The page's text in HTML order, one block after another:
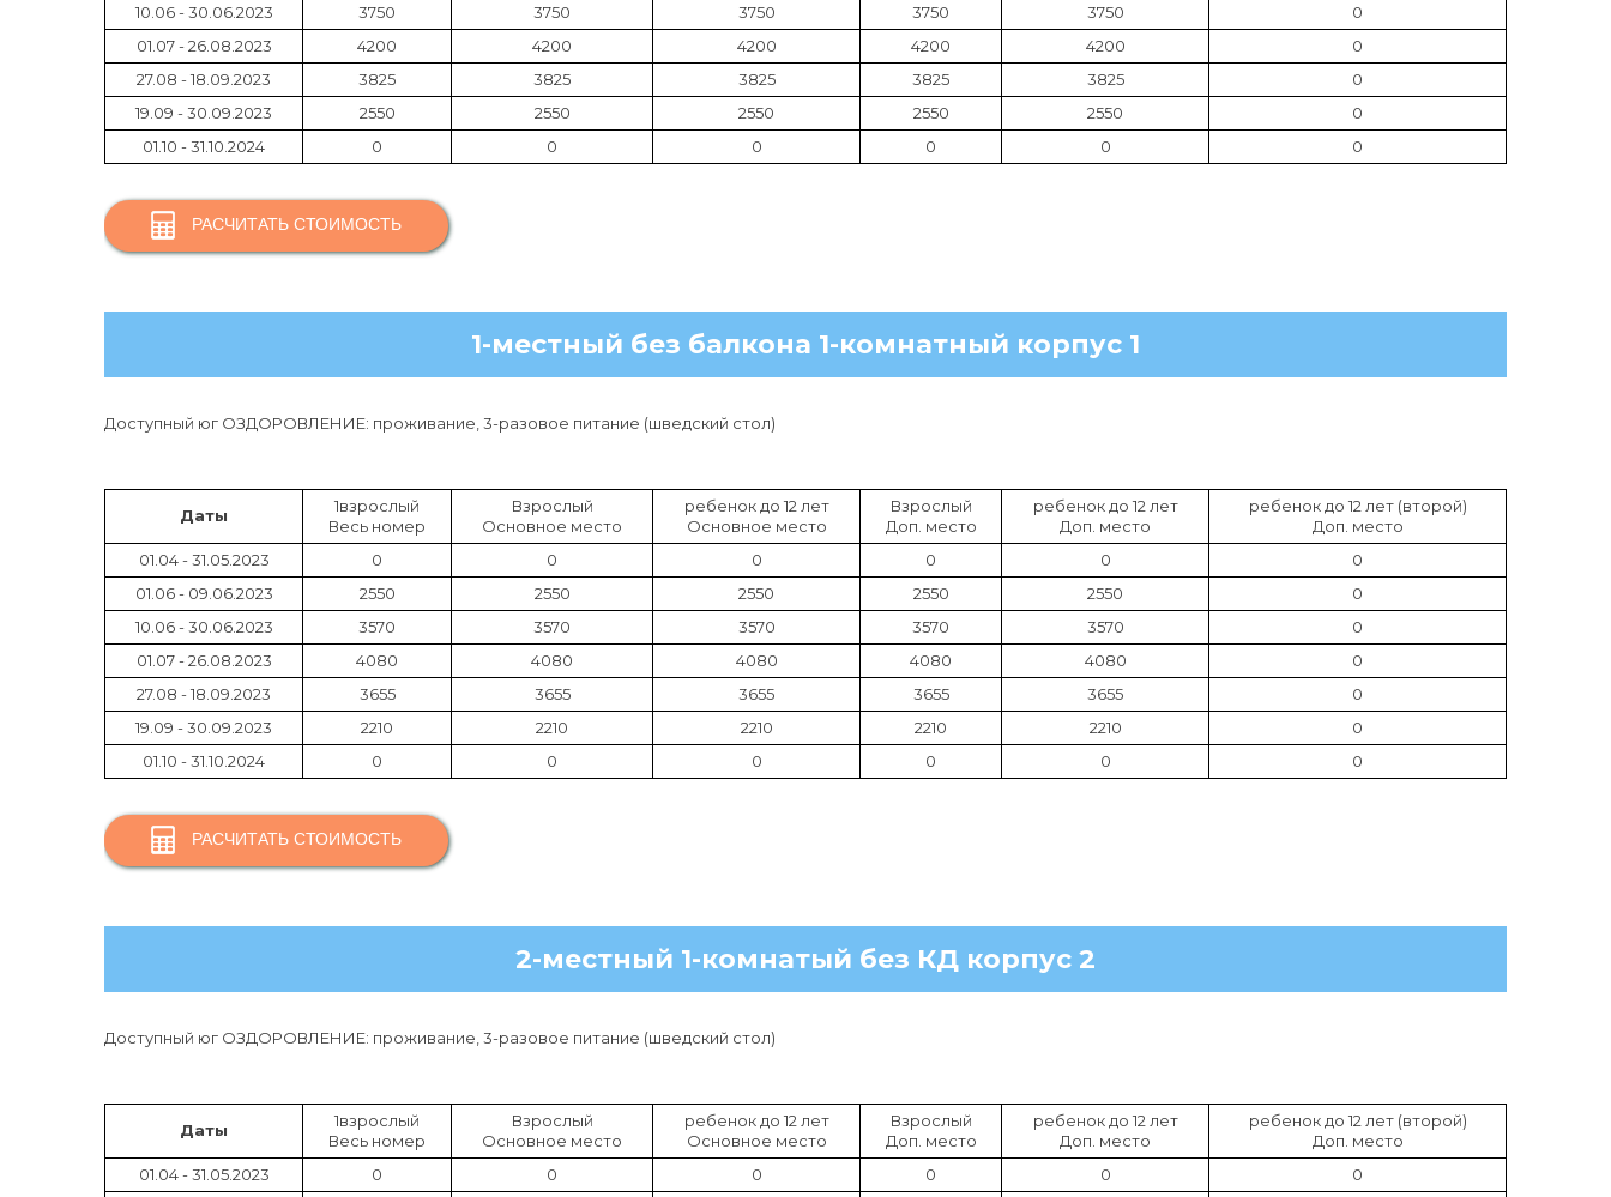
10.06 - 30.06.2023
3750 3750 3750 3750 3750
0
01.07 - 26.08.2023
4200 4200 4200 4200 4200
0
27.08 - 18.09.2023
3825 3825 3825 3825 3825
0
19.09 - 30.09.2023
2550 2550 2550 2550 2550
0
01.10 - 31.10.2024
0 0 0 0 0 0
РАСЧИТАТЬ СТОИМОСТЬ
1-местный без балкона 1-комнатный корпус 1
Доступный юг ОЗДОРОВЛЕНИЕ: проживание, 3-разовое питание (шведский стол)
Даты
1взрослый
Весь номер
Взрослый
Основное место
ребенок до 12 лет
Основное место
Взрослый
Доп. место
ребенок до 12 лет
Доп. место
ребенок до 12 лет (второй)
Доп. место
01.04 - 31.05.2023
0 0 0 0 0
0
01.06 - 09.06.2023
2550 2550 2550 2550 2550
0
10.06 - 30.06.2023
3570 3570 3570 3570 3570
0
01.07 - 26.08.2023
4080 4080 4080 4080 4080
0
27.08 - 18.09.2023
3655 3655 3655 3655 3655
0
19.09 - 30.09.2023
2210 2210 2210 2210 2210
0
01.10 - 31.10.2024
0 0 0 0 0 0
РАСЧИТАТЬ СТОИМОСТЬ
2-местный 1-комнатый без КД корпус 2
Доступный юг ОЗДОРОВЛЕНИЕ: проживание, 3-разовое питание (шведский стол)
Даты
1взрослый
Весь номер
Взрослый
Основное место
ребенок до 12 лет
Основное место
Взрослый
Доп. место
ребенок до 12 лет
Доп. место
ребенок до 12 лет (второй)
Доп. место
01.04 - 31.05.2023
0 0 0 0 0
0